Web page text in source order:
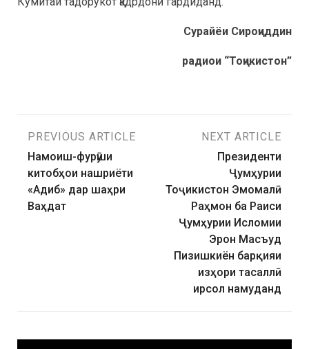
Сурайёи Сироҷиддин
радиои “Тоҷикистон”
PREVIOUS ARTICLE
Намоиш-фурӯши
китобҳои нашриёти
«Адиб» дар шаҳри
Ваҳдат
NEXT ARTICLE
Президенти
Ҷумҳурии
Тоҷикистон Эмомалӣ
Раҳмон ба Раиси
Ҷумҳурии Исломии
Эрон Масъуд
Пизишкиён барқияи
изҳори тасаллӣ
ирсол намуданд